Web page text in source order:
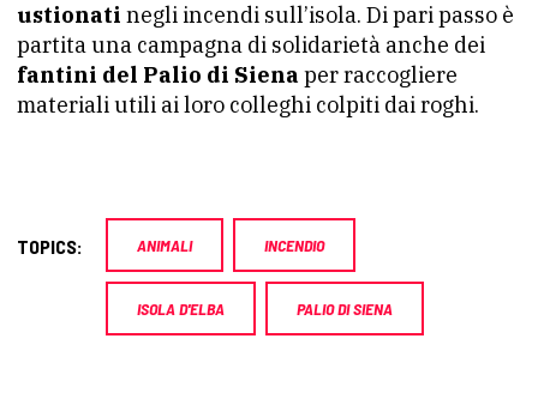
ustionati negli incendi sull’isola. Di pari passo è
partita una campagna di solidarietà anche dei
fantini del Palio di Siena per raccogliere
materiali utili ai loro colleghi colpiti dai roghi.
TOPICS: ANIMALI INCENDIO
ISOLA D'ELBA PALIO DI SIENA